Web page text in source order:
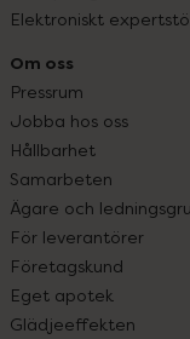
Elektroniskt
Om oss
Pressrum
Jobba hos oss
Hållbarhet
Samarbeten
Ägare och
För leverantörer
Företagskund
Eget apotek
Glädjeeffekten